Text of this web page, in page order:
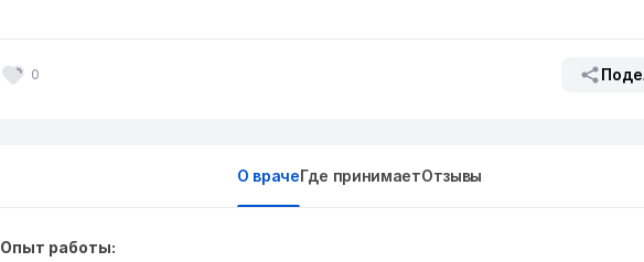
0
О врачеГде принимаетОтзывы
Опыт работы: